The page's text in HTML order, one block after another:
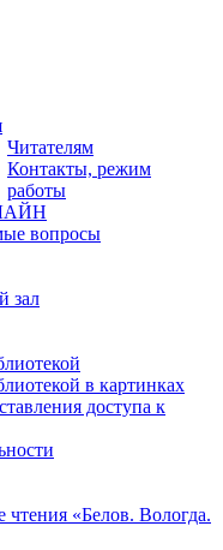
Читателям
Контакты, режим
работы
вопросы
зал
в картинках
доступа к
чтения «Белов. Вологда.